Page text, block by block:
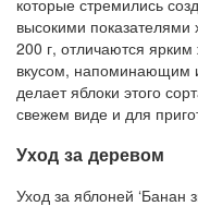
высокими
200 г, отличаются
вкусом, напоминающим
делает яблоки этого
свежем виде и для
Уход за деревом
Уход за яблоней ‘Банан